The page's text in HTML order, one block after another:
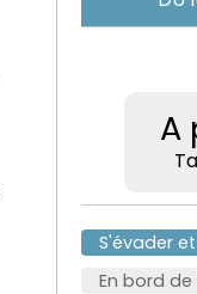
A
S'évader
En bord